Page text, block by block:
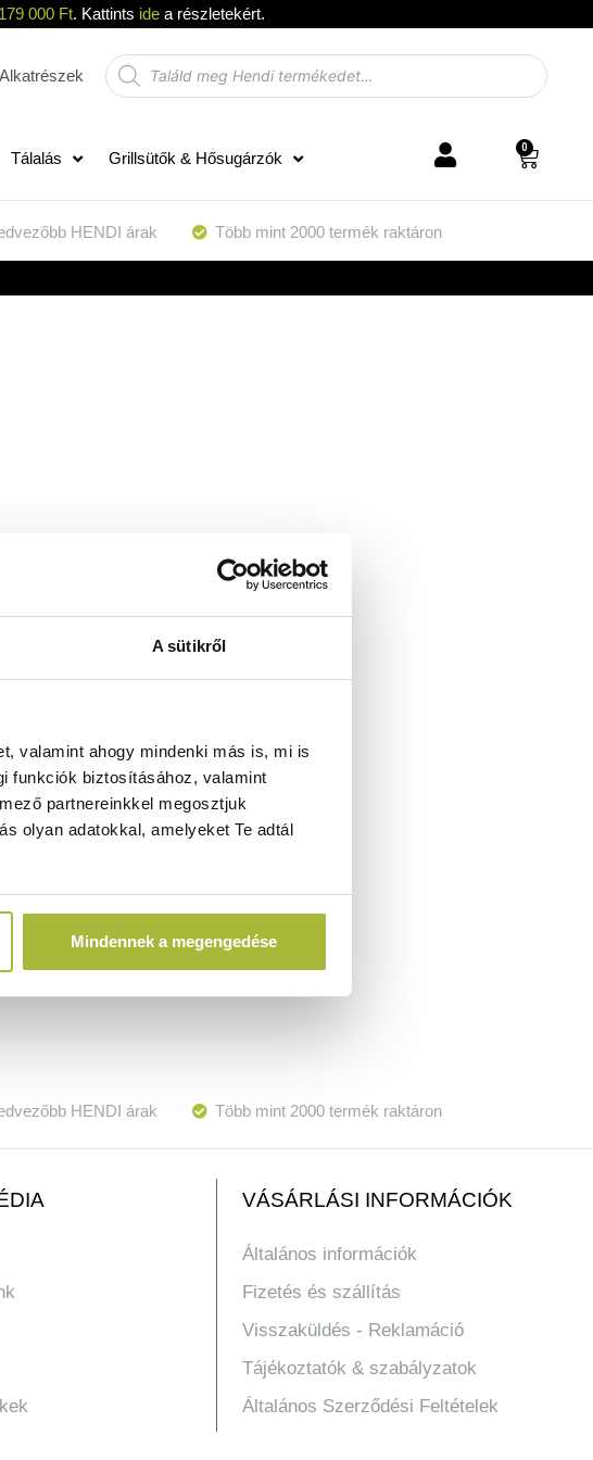
A sütikről
valamint ahogy mindenki más is, mi is
funkciók biztosításához, valamint
partnereinkkel megosztjuk
olyan adatokkal, amelyeket Te adtál
Mindennek a megengedése
000 Ft. Kattints idea részletekért.
Alkatrészek
Tálalás Grillsütők & Hősugárzók
0
HENDI árak Több mint 2000 termék raktáron
HENDI árak Több mint 2000 termék raktáron
VÁSÁRLÁSI INFORMÁCIÓK
Általános információk
Fizetés és szállítás
Visszaküldés - Reklamáció
Tájékoztatók & szabályzatok
Általános Szerződési Feltételek